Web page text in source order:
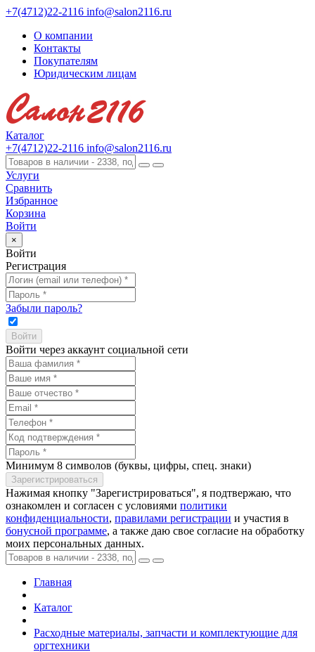
+7(4712)22-2116 info@salon2116.ru
О компании
Контакты
Покупателям
Юридическим лицам
Каталог
+7(4712)22-2116 info@salon2116.ru
Услуги
Сравнить
Избранное
Корзина
Войти
×
Войти
Регистрация
Забыли пароль?
Войти через аккаунт социальной сети
Минимум 8 символов (буквы, цифры, спец. знаки)
Нажимая кнопку "Зарегистрироваться", я подтвержаю, что
ознакомлен и согласен с условиями политики
конфиденциальности, правилами регистрации и участия в
бонусной программе, а также даю свое согласие на обработку
моих персональных данных.
Главная
Каталог
Расходные материалы, запчасти и комплектующие для
оргтехники